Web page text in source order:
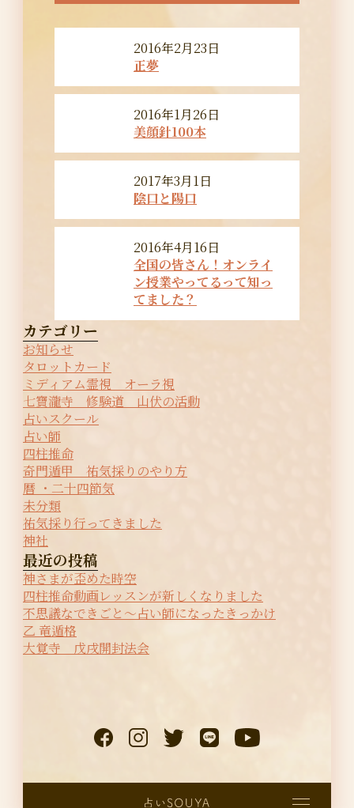
2016年2月23日
正夢
2016年1月26日
美顔針100本
2017年3月1日
陰口と陽口
2016年4月16日
全国の皆さん！オンライ
ン授業やってるって知っ
てました？
カテゴリー
お知らせ
タロットカード
ミディアム霊視 オーラ視
七寶瀧寺 修験道 山伏の活動
占いスクール
占い師
四柱推命
奇門遁甲 祐気採りのやり方
暦 ・二十四節気
未分類
祐気採り行ってきました
神社
最近の投稿
神さまが歪めた時空
四柱推命動画レッスンが新しくなりました
不思議なできごと〜占い師になったきっかけ
乙 竜遁格
大覚寺 戊戌開封法会